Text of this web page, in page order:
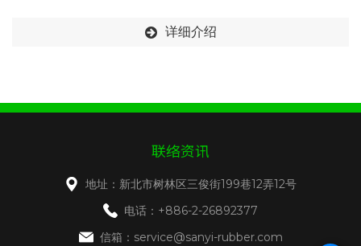
详细介绍
联络资讯
地址：新北市树林区三俊街199巷12弄12号
电话：+886-2-26892377
信箱：service@sanyi-rubber.com